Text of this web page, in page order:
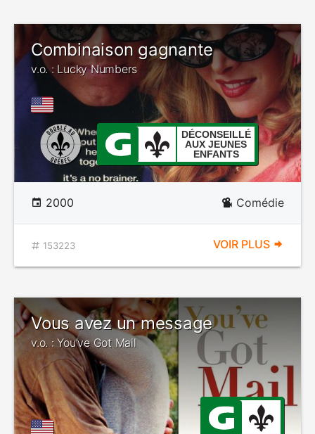
Combinaison gagnante
v.o. : Lucky Numbers
DÉCONSEILLÉ
AUX JEUNES
ENFANTS
2000 Comédie
153223 VOIR PLUS
Vous avez un message
v.o. : You've Got Mail